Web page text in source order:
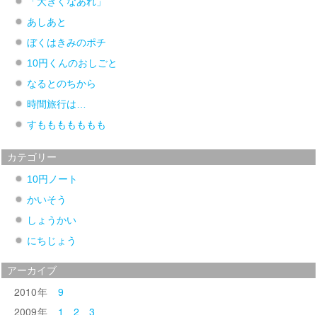
あしあと
ぼくはきみのポチ
10円くんのおしごと
なるとのちから
時間旅行は…
すももももももも
カテゴリー
10円ノート
かいそう
しょうかい
にちじょう
アーカイブ
2010
9
2009
1 2 3